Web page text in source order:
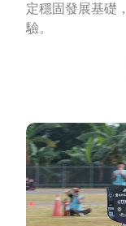
定穩固發展基礎
驗。